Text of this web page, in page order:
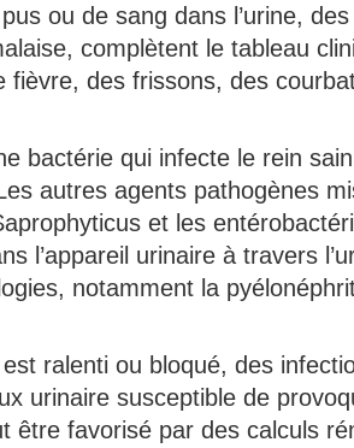
ou de sang dans l’urine,
complètent le tableau
des frissons, des
bactérie qui infecte le rein
autres agents pathogènes
et les
l’appareil urinaire à travers
notamment la
ralenti ou bloqué, des
urinaire susceptible de
être favorisé par des calculs